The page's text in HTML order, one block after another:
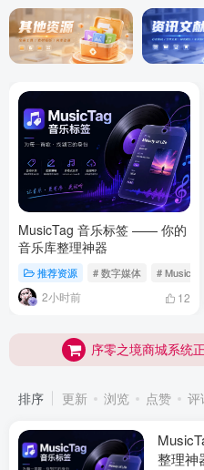
MusicTag 音乐标签 —— 你的
音乐库整理神器
推荐资源 # 数字媒体 # Music
2小时前 12
序零之境商城系统
序零之境商城系统
排序
更新 浏览 点赞 评
整理神